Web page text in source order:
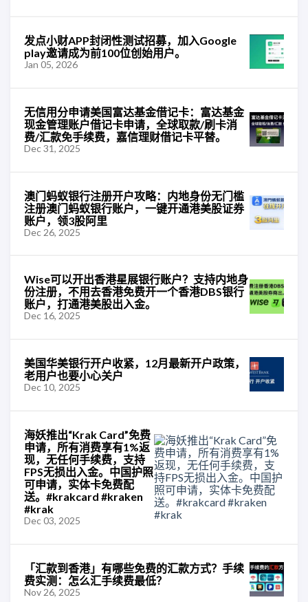
发点小财APP封闭性测试招募，加入Google
play邀请成为前100位创始用户。
Jan 05, 2026
无信用分申请美国富达基金借记卡：富达基金
现金管理账户借记卡申请，全球取款/刷卡消
费/汇款免手续费，嘉信理财借记卡平替。
Dec 31, 2025
澳门蚂蚁银行注册开户攻略：内地身份无门槛
注册澳门蚂蚁银行账户，一键开通港美股证券
账户，领3股阿里
Dec 26, 2025
Wise可以开出香港星展银行账户？支持内地身
份注册，不用去香港免费开一个香港DBS银行
账户，打通港美股出入金。
Dec 16, 2025
美国华美银行开户收紧，12月最新开户政策，
老用户也要小心关户
Dec 10, 2025
海妖推出“Krak Card”免费
申请，所有消费享有1%返
现，无任何手续费，支持
FPS无损出入金。中国护照
可申请，实体卡免费配
送。#krakcard #kraken
#krak
Dec 03, 2025
「汇款到香港」有哪些免费的汇款方式？手续
费实测：怎么汇手续费最低？
Nov 26, 2025